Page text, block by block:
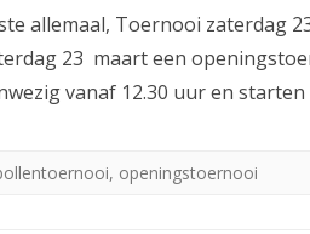
allemaal, Toernooi zaterdag
23 maart een
vanaf 12.30 uur en
, openingstoernooi